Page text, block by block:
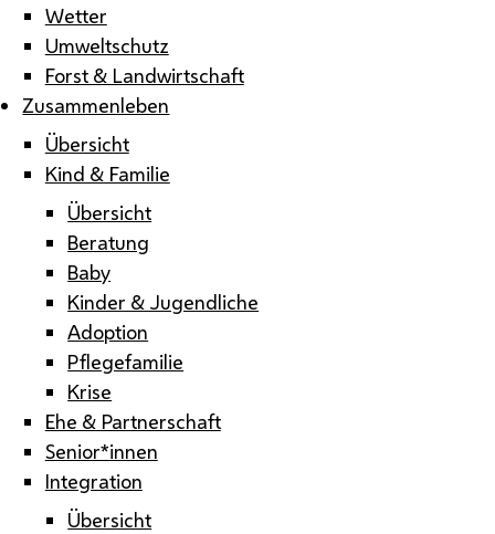
Wetter
Umweltschutz
Forst & Landwirtschaft
Zusammenleben
Übersicht
Kind & Familie
Übersicht
Beratung
Baby
Kinder & Jugendliche
Adoption
Pflegefamilie
Krise
Ehe & Partnerschaft
Senior*innen
Integration
Übersicht